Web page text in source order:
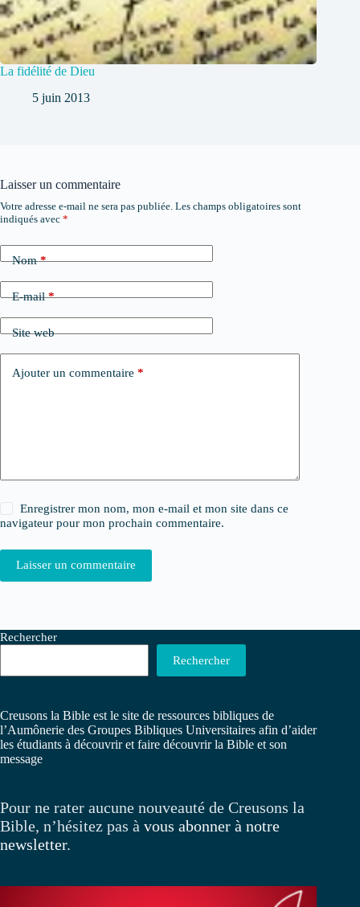
La fidélité de Dieu
5 juin 2013
Laisser un commentaire
Votre adresse e-mail ne sera pas publiée. Les champs obligatoires sont
indiqués avec *
Nom*
E-mail*
Site web
Ajouter un commentaire *
Enregistrer mon nom, mon e-mail et mon site dans ce
navigateur pour mon prochain commentaire.
Laisser un commentaire
Rechercher
Rechercher
Creusons la Bible est le site de ressources bibliques de
l’Aumônerie des Groupes Bibliques Universitaires afin d’aider
les étudiants à découvrir et faire découvrir la Bible et son
message
Pour ne rater aucune nouveauté de Creusons la
Bible, n’hésitez pas à vous abonner à notre
newsletter.